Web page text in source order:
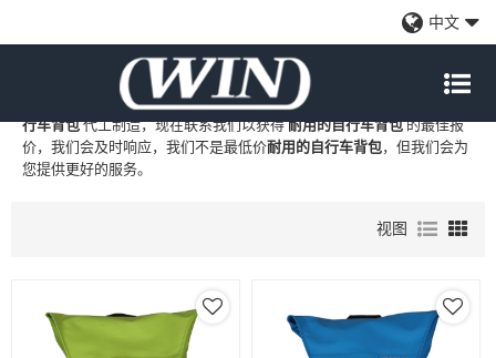
中文
耐用的自行车背包 的专业中国制造商和供应商，我们提供定制
耐用的自行车背包工厂、自有品牌耐用的自行车背包
行车背包代工制造，现在联系我们以获得耐用的自行车背包的最佳报
价，我们会及时响应，我们不是最低价耐用的自行车背包，但我们会为
您提供更好的服务。
视图